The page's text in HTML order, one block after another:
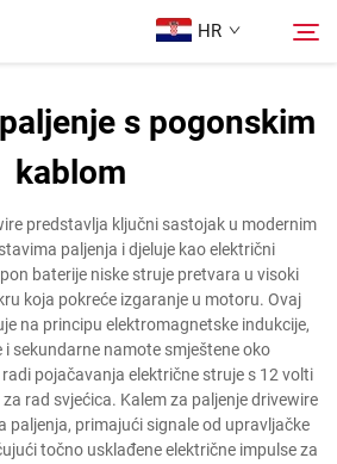
HR
s pogonskim
kablom
predstavlja ključni sastojak u modernim
paljenja i djeluje kao električni
baterije niske struje pretvara u visoki
koja pokreće izgaranje u motoru. Ovaj
na principu elektromagnetske indukcije,
i sekundarne namote smještene oko
pojačavanja električne struje s 12 volti
rad svjećica. Kalem za paljenje drivewire
paljenja, primajući signale od upravljačke
točno usklađene električne impulse za